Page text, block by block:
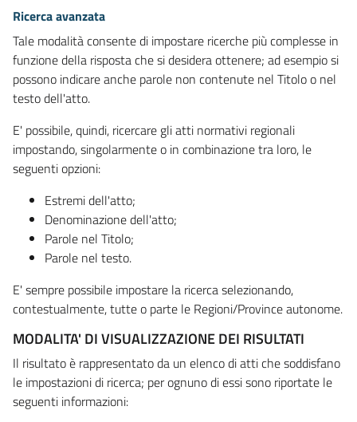
Ricerca avanzata
Tale modalità consente di impostare ricerche più complesse in
funzione della risposta che si desidera ottenere; ad esempio si
possono indicare anche parole non contenute nel Titolo o nel
testo dell'atto.
E' possibile, quindi, ricercare gli atti normativi regionali
impostando, singolarmente o in combinazione tra loro, le
seguenti opzioni:
Estremi dell'atto;
Denominazione dell'atto;
Parole nel Titolo;
Parole nel testo.
E' sempre possibile impostare la ricerca selezionando,
contestualmente, tutte o parte le Regioni/Province autonome.
MODALITA' DI VISUALIZZAZIONE DEI RISULTATI
Il risultato è rappresentato da un elenco di atti che soddisfano
le impostazioni di ricerca; per ognuno di essi sono riportate le
seguenti informazioni: